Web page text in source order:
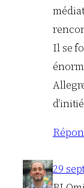
Il se
29